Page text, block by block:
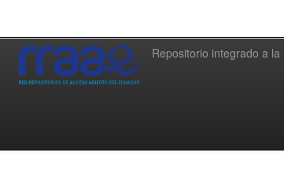
Repositorio integrado a